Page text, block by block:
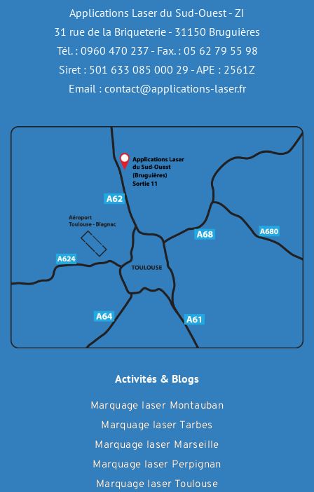
Applications Laser du Sud-Ouest - ZI
31 rue de la Briqueterie - 31150 Bruguières
Tél. : 0960 470 237 - Fax. : 05 62 79 55 98
Siret : 501 633 085 000 29 - APE : 2561Z
Email : contact@applications-laser.fr
Activités & Blogs
Marquage laser Montauban
Marquage laser Tarbes
Marquage laser Marseille
Marquage laser Perpignan
Marquage laser Toulouse